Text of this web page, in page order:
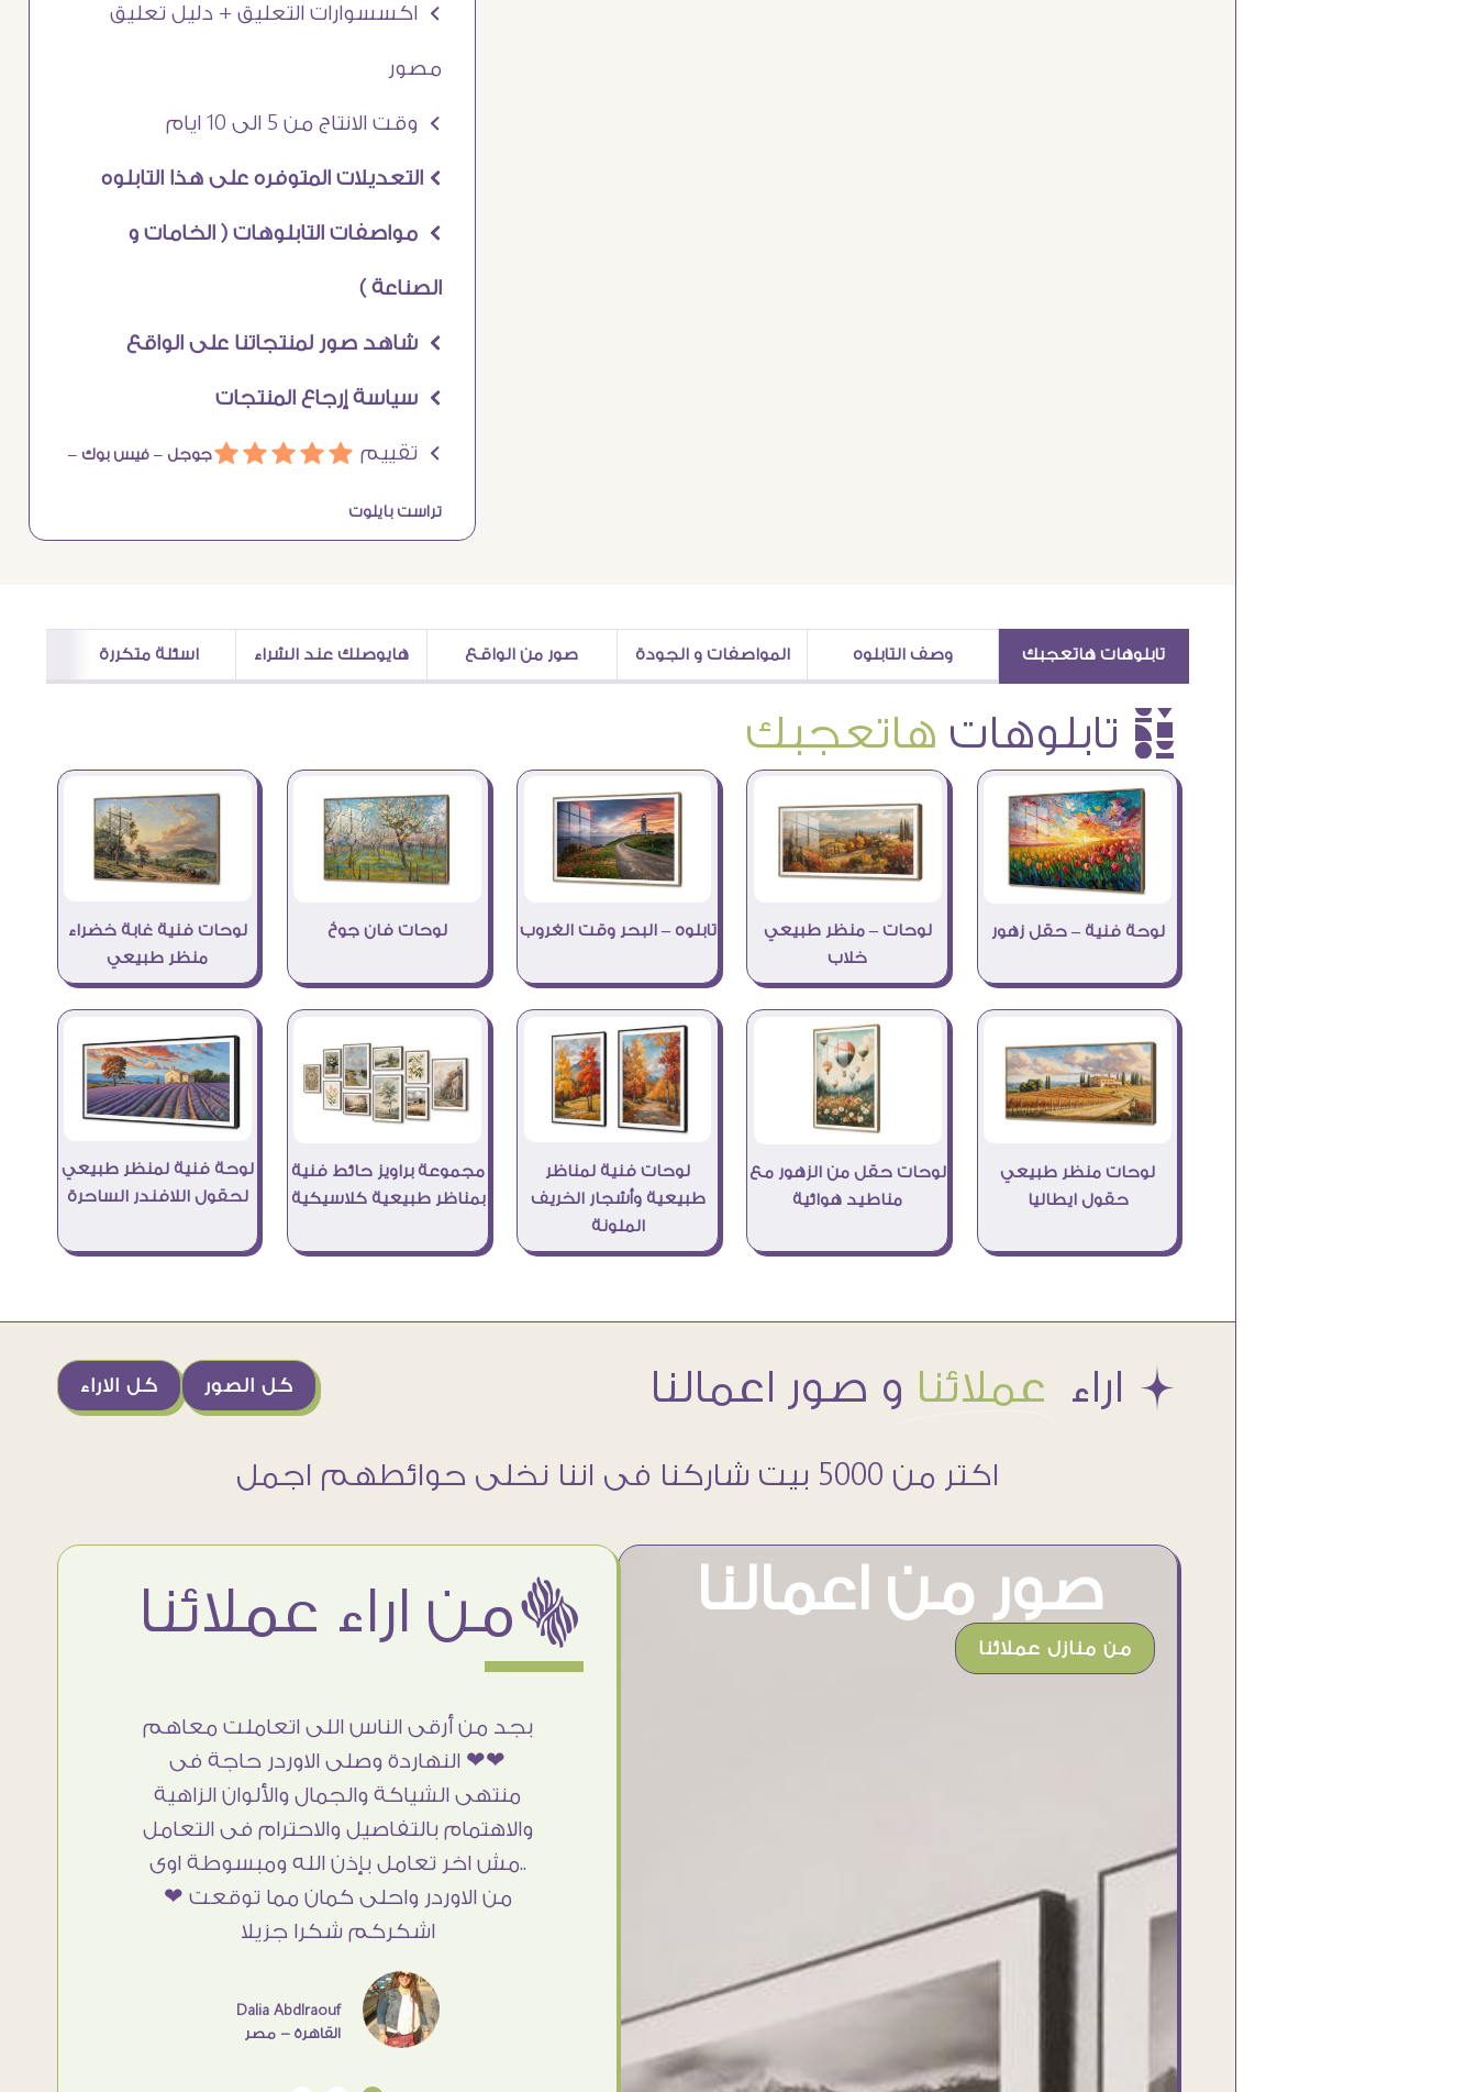
Ö اكسسوارات التعليق + دليل تعليق
مصور
Ö وقت الانتاج من 5 الى 10 ايام
Ö التعديلات المتوفره على هذا التابلوه
Ö مواصفات التابلوهات ( الخامات و
الصناعة )
Ö شاهد صور لمنتجاتنا على الواقع
Ö سياسة إرجاع المنتجات
Ö تقييم áááááجوجل – فيس بوك –
تراست بايلوت
تابلوهات هاتعجبك وصف التابلوه المواصفات و الجودة صور من الواقع هايوصلك عند الشراء اسئلة متكررة
è تابلوهات هاتعجبك
لوحة فنية – حقل زهور
لوحات – منظر طبيعي
خلاب
تابلوه – البحر وقت الغروب لوحات فان جوخ
لوحات فنية غابة خضراء
منظر طبيعي
لوحات منظر طبيعي
حقول ايطاليا
لوحات حقل من الزهور مع
مناطيد هوائية
لوحات فنية لمناظر
طبيعية وأشجار الخريف
الملونة
مجموعة براويز حائط فنية
بمناظر طبيعية كلاسيكية
لوحة فنية لمنظر طبيعي
لحقول اللافندر الساحرة
Æ اراء عملائنا و صور اعمالنا كل الاراء كل الصور
اكتر من 5000 بيت شاركنا فى اننا نخلى حوائطهم اجمل
صور من اعمالنا
من منازل عملائنا
ëمن اراء عملائنا
وإرضاء العميل والخامات والتقفيل وسرعة
التوصيل. بصراحه وبمنتهي الأمانه مكسب
Doaa Elsayd
القاهرة - مصر
بجد من أرقى الناس اللى اتعاملت معاهم
❤❤ النهاردة وصلى الاوردر حاجة فى
منتهى الشياكة والجمال والألوان الزاهية
والاهتمام بالتفاصيل والاحترام فى التعامل
..مش اخر تعامل بإذن الله ومبسوطة اوى
من الاوردر واحلى كمان مما توقعت ❤
اشكركم شكرا جزيلا
Dalia Abdlraouf
القاهرة - مصر